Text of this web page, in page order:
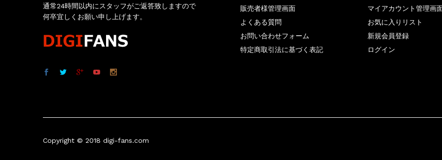
通常24時間以内にスタッフがご返答致しますので
何卒宜しくお願い申し上げます。
販売者様管理画面
よくある質問
お問い合わせフォーム
特定商取引法に基づく表記
マイアカウント管理画
お気に入りリスト
新規会員登録
ログイン
Copyright © 2018 digi-fans.com